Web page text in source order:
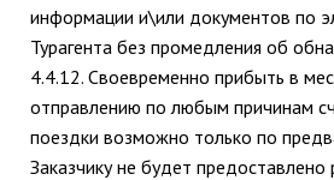
информации и\или документов по
Турагента без промедления об
4.4.12. Своевременно прибыть в
отправлению по любым причинам
поездки возможно только по
Заказчику не будет